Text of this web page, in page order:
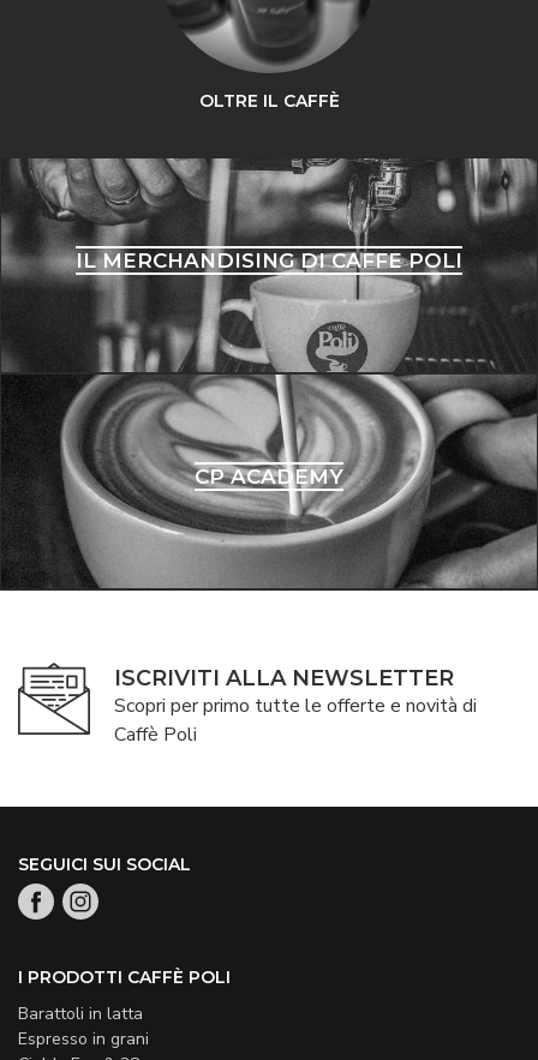
OLTRE IL CAFFÈ
IL MERCHANDISING DI CAFFE POLI
CP ACADEMY
ISCRIVITI ALLA NEWSLETTER
Scopri per primo tutte le offerte e novità di
Caffè Poli
SEGUICI SUI SOCIAL
I PRODOTTI CAFFÈ POLI
Barattoli in latta
Espresso in grani